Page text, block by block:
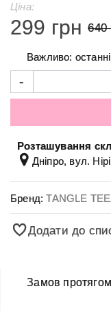
Ціна:
299 грн 640
Важливо:
-
Розташування
Дніпро, вул.
Бренд:TANGLE
Додати до
Замов протягом